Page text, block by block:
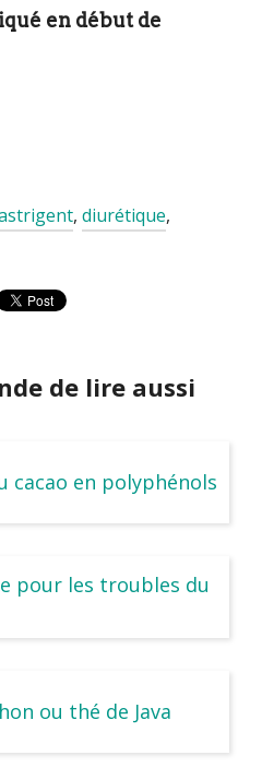
en début de
, diurétique,
de lire aussi
cacao en polyphénols
pour les troubles du
ou thé de Java